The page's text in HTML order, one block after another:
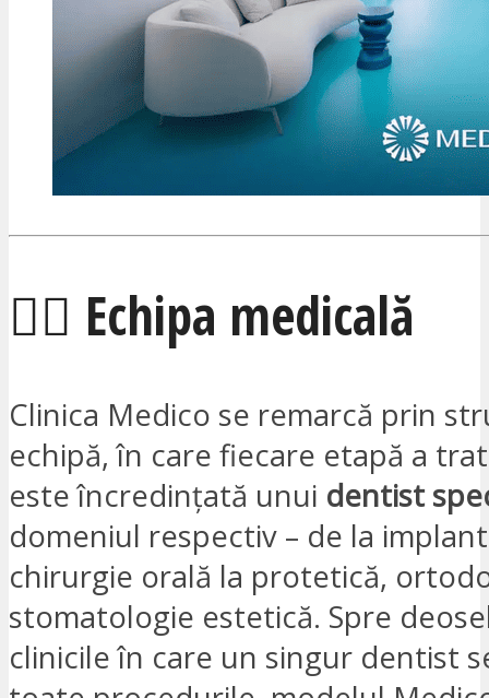
🧑‍⚕️ Echipa medicală
Clinica Medico se remarcă prin
echipă, în care fiecare etapă a
este încredințată unui dentist
domeniul respectiv – de la
chirurgie orală la protetică,
stomatologie estetică. Spre
clinicile în care un singur dentist